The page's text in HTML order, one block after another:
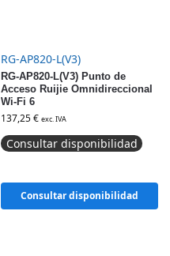
RG-AP820-L(V3)
RG-AP820-L(V3) Punto de
Acceso Ruijie Omnidireccional
Wi-Fi 6
137,25€ exc. IVA
Consultar disponibilidad
Consultar disponibilidad